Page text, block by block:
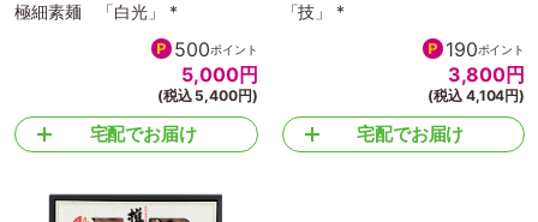
極細素麺 「白光」 *
500ポイント
5,000円
(税込 5,400円)
宅配でお届け
「技」 *
190ポイント
3,800円
(税込 4,104円)
宅配でお届け